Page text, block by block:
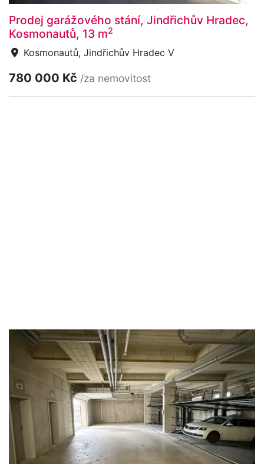
Prodej garážového stání, Jindřichův Hradec,
Kosmonautů, 13 m2
Kosmonautů, Jindřichův Hradec V
780 000 Kč /za nemovitost